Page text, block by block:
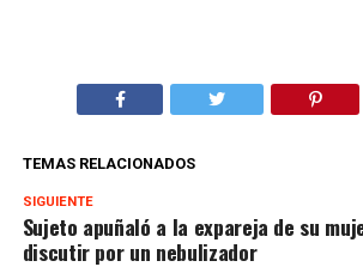
TEMAS RELACIONADOS
SIGUIENTE
Sujeto apuñaló a la expareja de su
discutir por un nebulizador